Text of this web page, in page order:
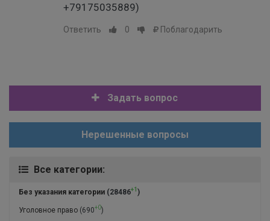
+79175035889)
Ответить 0 Поблагодарить
Задать вопрос
Нерешенные вопросы
Все категории:
Без указания категории (28486+1 )
Уголовное право (690+0)